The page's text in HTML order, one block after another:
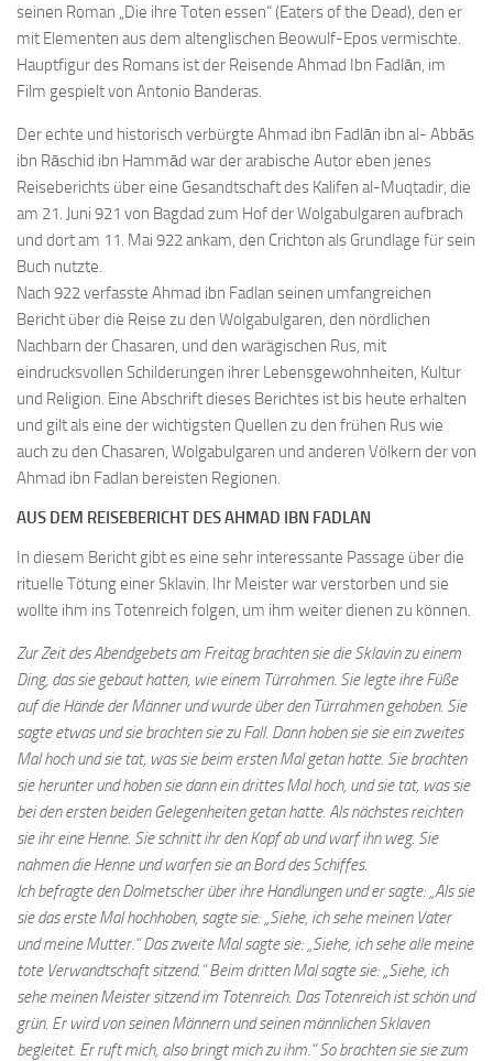
seinen Roman „Die ihre Toten essen“ (Eaters of the Dead), den er
mit Elementen aus dem altenglischen Beowulf-Epos vermischte.
Hauptfigur des Romans ist der Reisende Ahmad Ibn Fadlān, im
Film gespielt von Antonio Banderas.
Der echte und historisch verbürgte Ahmad ibn Fadlān ibn al-‚Abbās
ibn Rāschid ibn Hammād war der arabische Autor eben jenes
Reiseberichts über eine Gesandtschaft des Kalifen al-Muqtadir, die
am 21. Juni 921 von Bagdad zum Hof der Wolgabulgaren aufbrach
und dort am 11. Mai 922 ankam, den Crichton als Grundlage für sein
Buch nutzte.
Nach 922 verfasste Ahmad ibn Fadlan seinen umfangreichen
Bericht über die Reise zu den Wolgabulgaren, den nördlichen
Nachbarn der Chasaren, und den warägischen Rus, mit
eindrucksvollen Schilderungen ihrer Lebensgewohnheiten, Kultur
und Religion. Eine Abschrift dieses Berichtes ist bis heute erhalten
und gilt als eine der wichtigsten Quellen zu den frühen Rus wie
auch zu den Chasaren, Wolgabulgaren und anderen Völkern der von
Ahmad ibn Fadlan bereisten Regionen.
AUS DEM REISEBERICHT DES AHMAD IBN FADLAN
In diesem Bericht gibt es eine sehr interessante Passage über die
rituelle Tötung einer Sklavin. Ihr Meister war verstorben und sie
wollte ihm ins Totenreich folgen, um ihm weiter dienen zu können.
Zur Zeit des Abendgebets am Freitag brachten sie die Sklavin zu einem
Ding, das sie gebaut hatten, wie einem Türrahmen. Sie legte ihre Füße
auf die Hände der Männer und wurde über den Türrahmen gehoben. Sie
sagte etwas und sie brachten sie zu Fall. Dann hoben sie sie ein zweites
Mal hoch und sie tat, was sie beim ersten Mal getan hatte. Sie brachten
sie herunter und hoben sie dann ein drittes Mal hoch, und sie tat, was sie
bei den ersten beiden Gelegenheiten getan hatte. Als nächstes reichten
sie ihr eine Henne. Sie schnitt ihr den Kopf ab und warf ihn weg. Sie
nahmen die Henne und warfen sie an Bord des Schiffes.
Ich befragte den Dolmetscher über ihre Handlungen und er sagte: „Als sie
sie das erste Mal hochhoben, sagte sie: „Siehe, ich sehe meinen Vater
und meine Mutter.“ Das zweite Mal sagte sie: „Siehe, ich sehe alle meine
tote Verwandtschaft sitzend.“ Beim dritten Mal sagte sie: „Siehe, ich
sehe meinen Meister sitzend im Totenreich. Das Totenreich ist schön und
grün. Er wird von seinen Männern und seinen männlichen Sklaven
begleitet. Er ruft mich, also bringt mich zu ihm.“ So brachten sie sie zum